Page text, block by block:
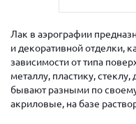
Лак в аэрографии
и декоративной отделки,
зависимости от типа
металлу, пластику,
бывают разными по
акриловые, на базе